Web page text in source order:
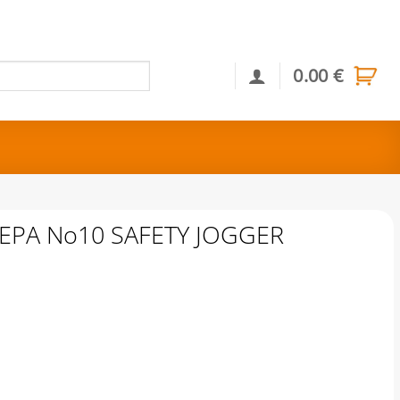
0.00€
No10 SAFETY JOGGER